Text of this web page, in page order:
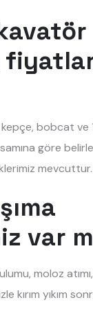
bobcat ve
göre
mevcuttur.
var
moloz atımı,
kırım yıkım